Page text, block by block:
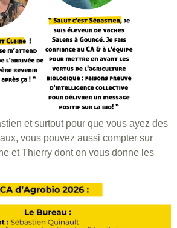
et surtout pour que vous ayez des
vous pouvez aussi compter sur
et Thierry dont on vous donne les